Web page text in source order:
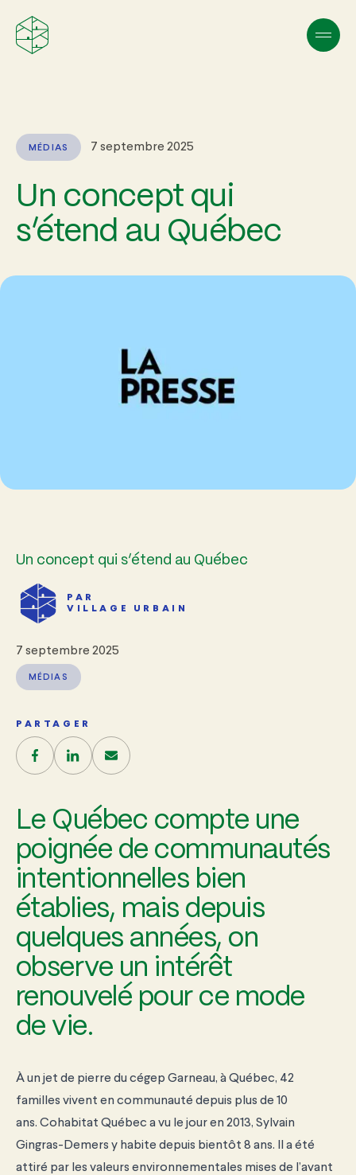
MÉDIAS 7 septembre 2025
Un concept qui
s’étend au Québec
Un concept qui s’étend au Québec
PAR
VILLAGE URBAIN
7 septembre 2025
MÉDIAS
PARTAGER
Le Québec compte une
poignée de communautés
intentionnelles bien
établies, mais depuis
quelques années, on
observe un intérêt
renouvelé pour ce mode
de vie.
À un jet de pierre du cégep Garneau, à Québec, 42
familles vivent en communauté depuis plus de 10
ans. Cohabitat Québec a vu le jour en 2013, Sylvain
Gingras-Demers y habite depuis bientôt 8 ans. Il a été
attiré par les valeurs environnementales mises de l’avant